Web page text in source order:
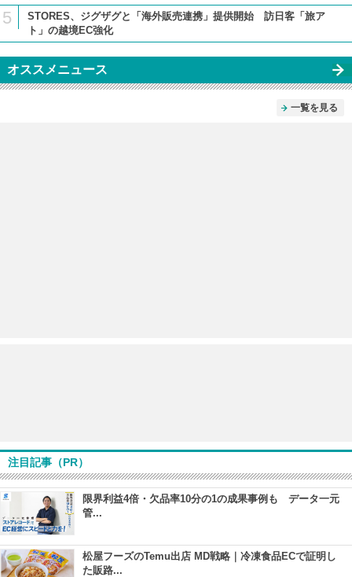
5
STORES、ジグザグと「海外販売連携」提供開始 訪日客「旅ア
ト」の越境EC強化
オススメニュース
一覧を見る
注目記事（PR）
限界利益4倍・欠品率10分の1の成果事例も データ一元
管...
松屋フーズのTemu出店 MD戦略｜冷凍食品ECで証明し
た販路...